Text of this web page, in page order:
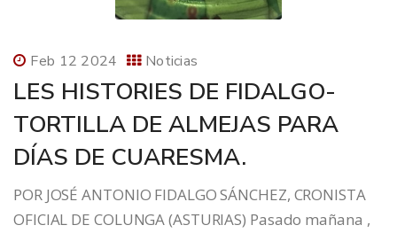
Feb 12 2024 Noticias
LES HISTORIES DE FIDALGO-
TORTILLA DE ALMEJAS PARA
DÍAS DE CUARESMA.
POR JOSÉ ANTONIO FIDALGO SÁNCHEZ, CRONISTA
OFICIAL DE COLUNGA (ASTURIAS) Pasado mañana ,